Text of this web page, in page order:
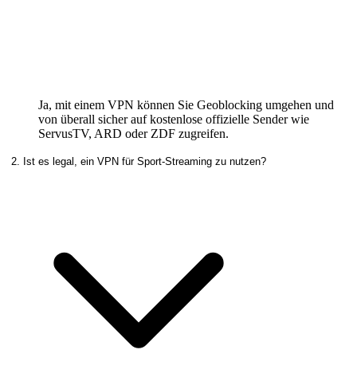
Ja, mit einem VPN können Sie Geoblocking umgehen und
von überall sicher auf kostenlose offizielle Sender wie
ServusTV, ARD oder ZDF zugreifen.
2. Ist es legal, ein VPN für Sport-Streaming zu nutzen?